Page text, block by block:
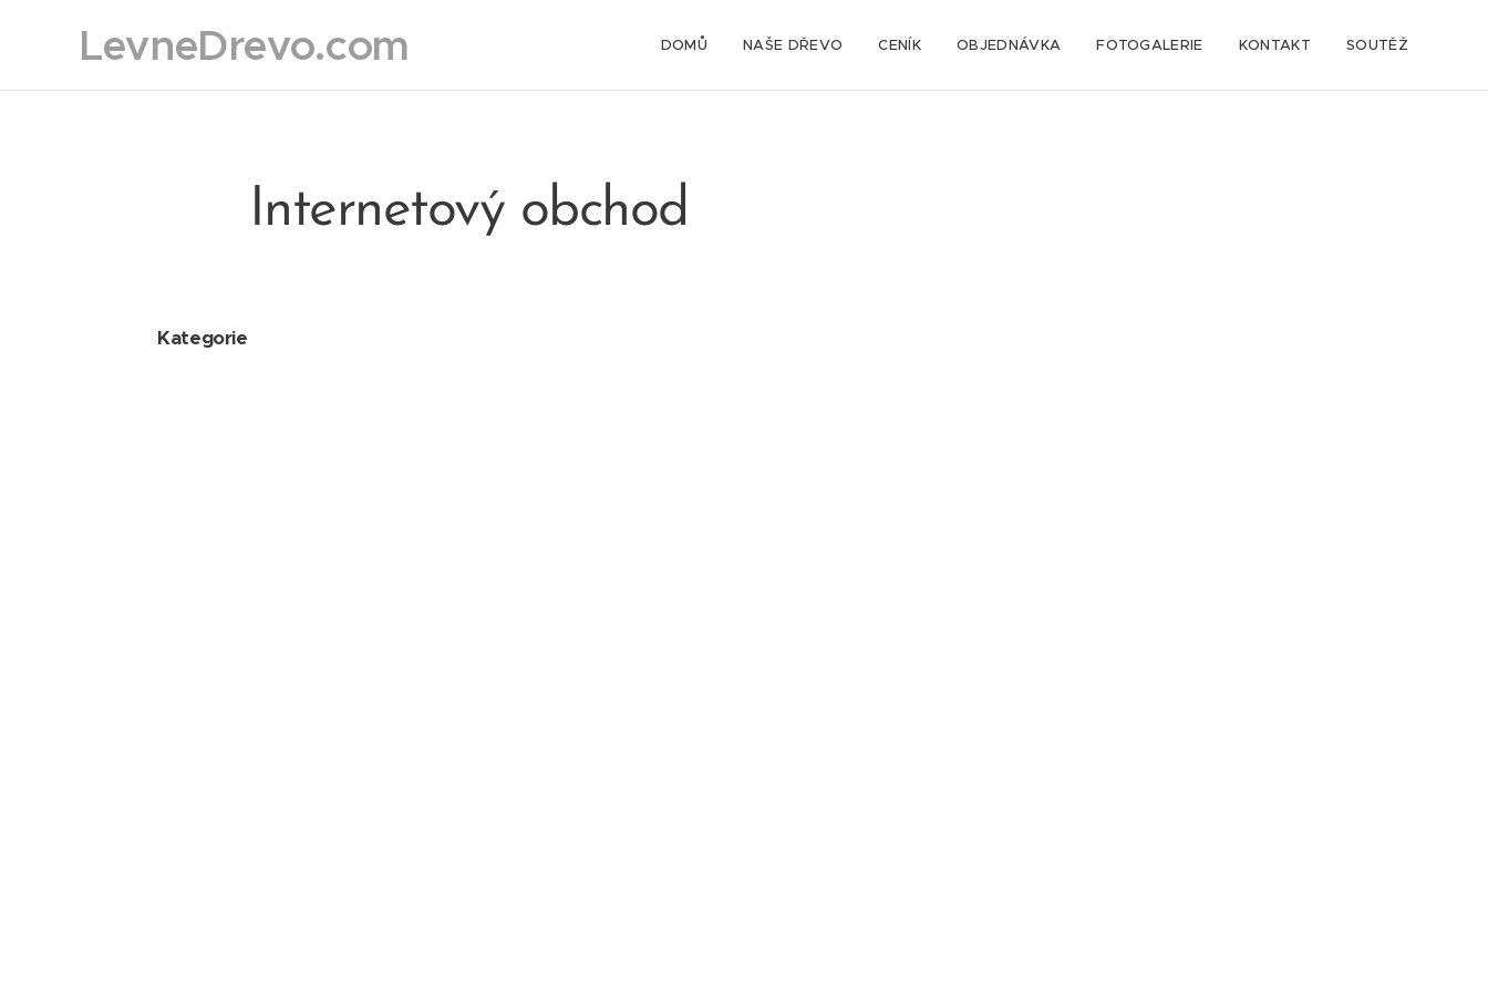
LevneDrevo.com DOMŮ NAŠE DŘEVO CENÍK OBJEDNÁVKA FOTOGALERIE KONTAKT SOUTĚŽ
Internetový obchod
Kategorie